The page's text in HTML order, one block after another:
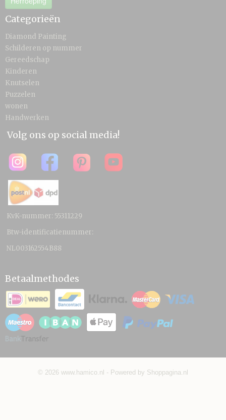
Categorieën
Diamond Painting
Schilderen op nummer
Gereedschap
Kinderen
Knutselen
Puzzelen
wonen
Handwerken
Volg ons op social media!
KvK-nummer: 55311229
Btw-identificatienummer:
NL003162554B88
Betaalmethodes
© 2026 www.hamico.nl - Powered by Shoppagina.nl